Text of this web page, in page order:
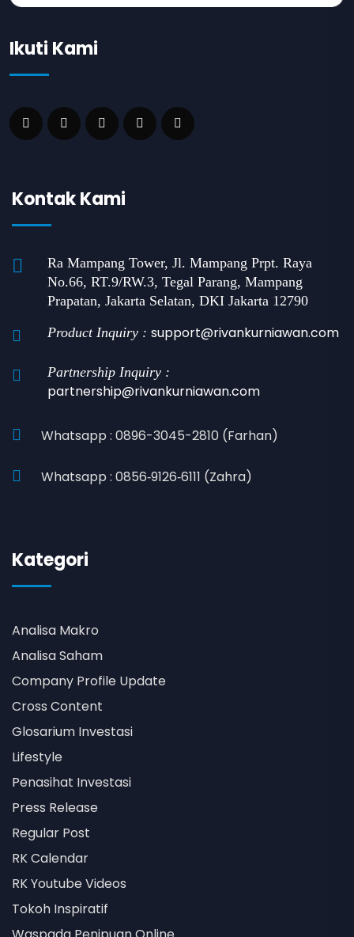
Ikuti Kami
Kontak Kami
Ra Mampang Tower, Jl. Mampang Prpt. Raya
No.66, RT.9/RW.3, Tegal Parang, Mampang
Prapatan, Jakarta Selatan, DKI Jakarta 12790
Product Inquiry : support@rivankurniawan.com
Partnership Inquiry :
partnership@rivankurniawan.com
Whatsapp : 0896-3045-2810 (Farhan)
Whatsapp : 0856‑9126‑6111 (Zahra)
Kategori
Analisa Makro
Analisa Saham
Company Profile Update
Cross Content
Glosarium Investasi
Lifestyle
Penasihat Investasi
Press Release
Regular Post
RK Calendar
RK Youtube Videos
Tokoh Inspiratif